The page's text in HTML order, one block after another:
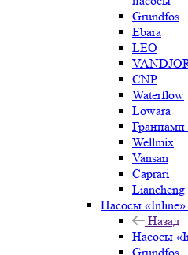
Grundfos
Ebara
LEO
CNP
Waterflow
Lowara
Wellmix
Vansan
Caprari
Liancheng
Насосы «Inline»
Назад
Насосы